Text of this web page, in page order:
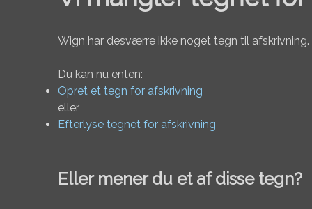
Wign har desværre ikke noget tegn til afskrivning.
Du kan nu enten:
Opret et tegn for afskrivning
eller
Efterlyse tegnet for afskrivning
Eller mener du et af disse tegn?